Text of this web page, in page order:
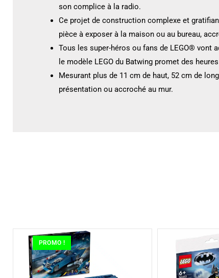
son complice à la radio.
Ce projet de construction complexe et
pièce à exposer à la maison ou au bureau,
Tous les super-héros ou fans de LEGO® vont
le modèle LEGO du Batwing promet des
Mesurant plus de 11 cm de haut, 52 cm de
présentation ou accroché au mur.
PROMO !